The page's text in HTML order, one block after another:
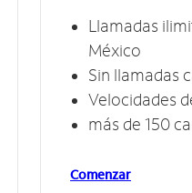
Llamadas
México
Sin llamadas
Velocidades
más de 150
Comenzar